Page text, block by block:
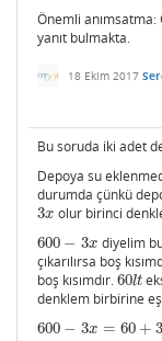
Önemli
yanıt bulmakta.
18 Ekim 2017
Bu soruda iki adet
Depoya su
durumda çünkü
3x
3x olur birinci
600 − 3x
600 −3 x
diyelim
çıkarılırsa boş
boş kısımdır.60lt
60lt
denklem birbirine
600 − 3x = 60 +
600 −3 x=60+3 x